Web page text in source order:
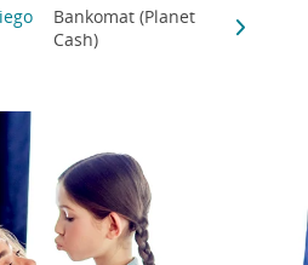
Bankomat (Planet
Cash)